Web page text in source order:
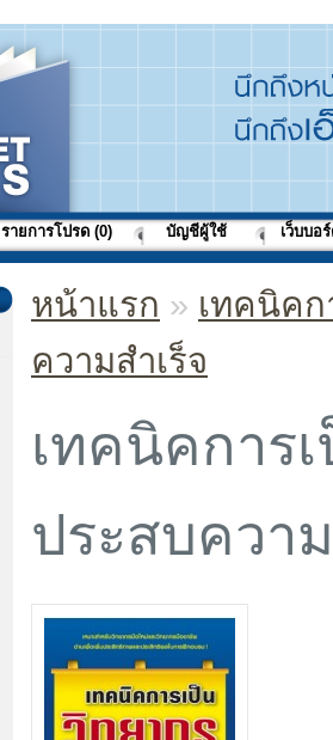
รายการโปรด (0) บัญชีผู้ใช้ เว็บบอ
หน้าแรก » เทคนิค
ความสำเร็จ
เทคนิคการ
ประสบควา